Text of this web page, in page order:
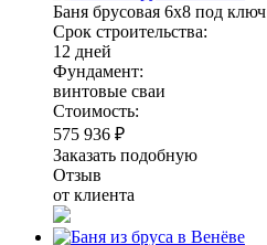
Баня брусовая 6х8 под ключ
Срок строительства:
12 дней
Фундамент:
винтовые сваи
Стоимость:
575 936 ₽
Заказать подобную
Отзыв
от клиента